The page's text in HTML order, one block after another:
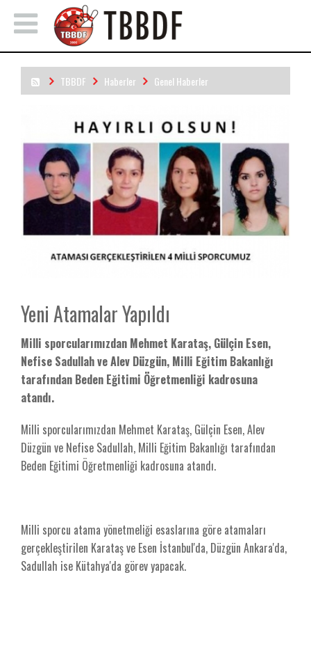
TBBDF Haberler
Genel Haberler
Yeni Atamalar Yapıldı
Milli sporcularımızdan Mehmet Karataş, Gülçin Esen,
Nefise Sadullah ve Alev Düzgün, Milli Eğitim Bakanlığı
tarafından Beden Eğitimi Öğretmenliği kadrosuna
atandı.
Milli sporcularımızdan Mehmet Karataş, Gülçin Esen, Alev
Düzgün ve Nefise Sadullah, Milli Eğitim Bakanlığı tarafından
Beden Eğitimi Öğretmenliği kadrosuna atandı.
Milli sporcu atama yönetmeliği esaslarına göre atamaları
gerçekleştirilen Karataş ve Esen İstanbul'da, Düzgün Ankara'da,
Sadullah ise Kütahya'da görev yapacak.